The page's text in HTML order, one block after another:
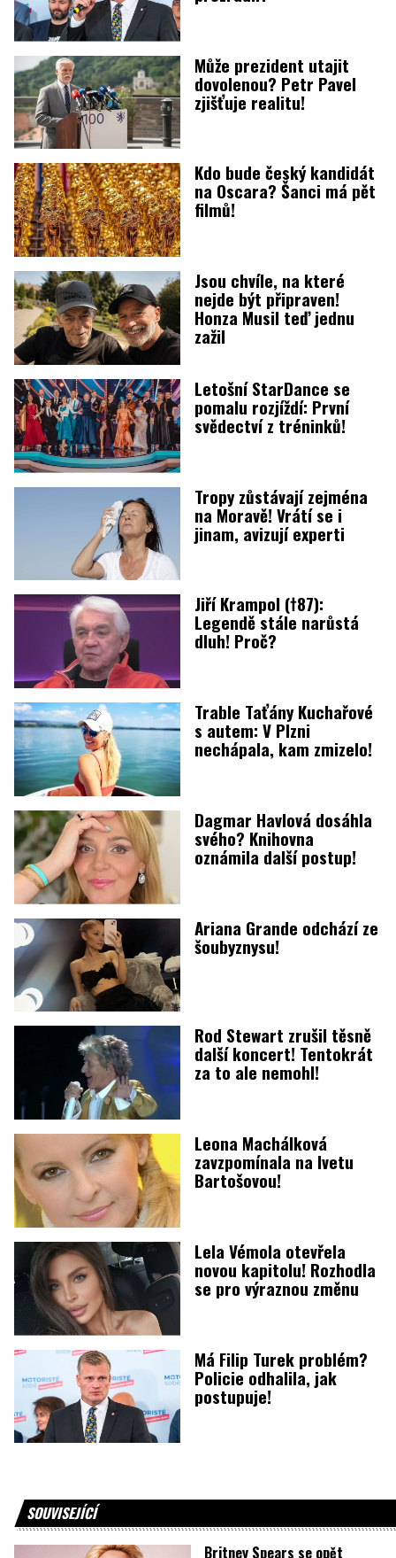
Může prezident utajit
dovolenou? Petr Pavel
zjišťuje realitu!
Kdo bude český kandidát
na Oscara? Šanci má pět
filmů!
Jsou chvíle, na které
nejde být připraven!
Honza Musil teď jednu
zažil
Letošní StarDance se
pomalu rozjíždí: První
svědectví z tréninků!
Tropy zůstávají zejména
na Moravě! Vrátí se i
jinam, avizují experti
Jiří Krampol (†87):
Legendě stále narůstá
dluh! Proč?
Trable Taťány Kuchařové
s autem: V Plzni
nechápala, kam zmizelo!
Dagmar Havlová dosáhla
svého? Knihovna
oznámila další postup!
Ariana Grande odchází ze
šoubyznysu!
Rod Stewart zrušil těsně
další koncert! Tentokrát
za to ale nemohl!
Leona Machálková
zavzpomínala na Ivetu
Bartošovou!
Lela Vémola otevřela
novou kapitolu! Rozhodla
se pro výraznou změnu
Má Filip Turek problém?
Policie odhalila, jak
postupuje!
SOUVISEJÍCÍ
Britney Spears se opět